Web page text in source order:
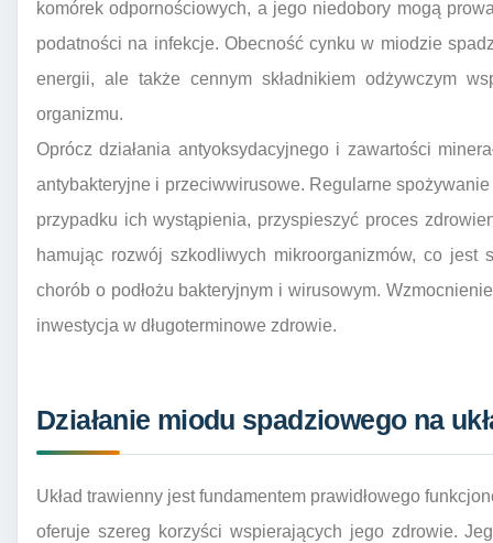
komórek odpornościowych, a jego niedobory mogą
podatności na infekcje. Obecność cynku w miodzie
energii, ale także cennym składnikiem odżywczym
organizmu.
Oprócz działania antyoksydacyjnego i zawartości
antybakteryjne i przeciwwirusowe. Regularne
przypadku ich wystąpienia, przyspieszyć proces
hamując rozwój szkodliwych mikroorganizmów, co
chorób o podłożu bakteryjnym i wirusowym.
inwestycja w długoterminowe zdrowie.
Działanie miodu spadziowego na
Układ trawienny jest fundamentem prawidłowego
oferuje szereg korzyści wspierających jego zdrowie.